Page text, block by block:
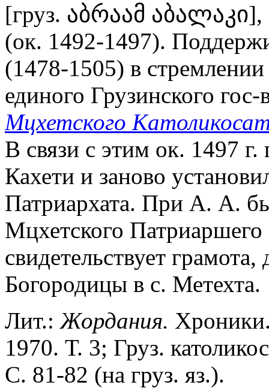
[груз. აბრაამ აბალაკი],
(ок. 1492-1497).
(1478-1505) в стремлении
единого Грузинского
Мцхетского
В связи с этим ок. 1497
Кахети и заново
Патриархата. При А. А.
Мцхетского
свидетельствует
Богородицы в с. Метехта.
Лит.: Жордания.
1970. Т. 3; Груз.
С. 81-82 (на груз. яз.).